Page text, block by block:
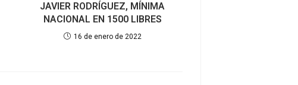
JAVIER RODRÍGUEZ, MÍNIMA
NACIONAL EN 1500 LIBRES
16 de enero de 2022